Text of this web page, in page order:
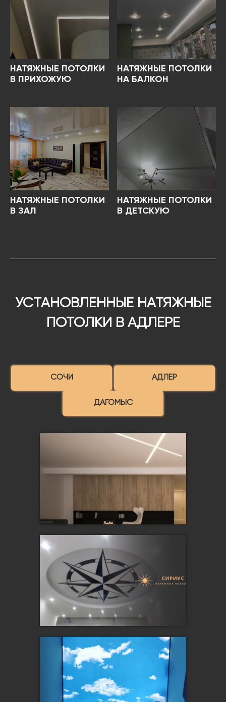
НАТЯЖНЫЕ ПОТОЛКИ
В ПРИХОЖУЮ
НАТЯЖНЫЕ ПОТОЛКИ
НА БАЛКОН
НАТЯЖНЫЕ ПОТОЛКИ
В ЗАЛ
НАТЯЖНЫЕ ПОТОЛКИ
В ДЕТСКУЮ
УСТАНОВЛЕННЫЕ НАТЯЖНЫЕ
ПОТОЛКИ В АДЛЕРЕ
СОЧИ АДЛЕР
ДАГОМЫС